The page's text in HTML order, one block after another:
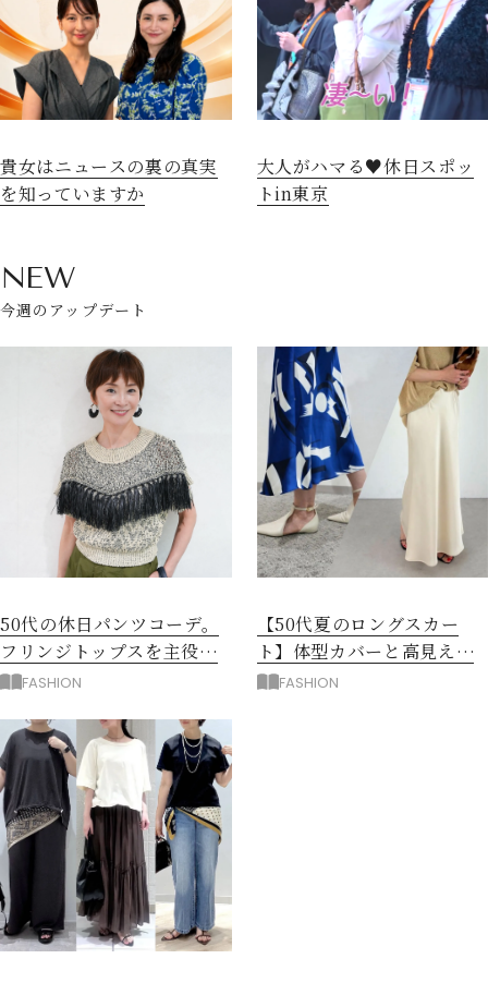
貴女はニュースの裏の真実
を知っていますか
大人がハマる♥休日スポッ
トin東京
NEW
今週のアップデート
50代の休日パンツコーデ。
フリンジトップスを主役に
洗練アースカラー垢抜け！
FASHION
【50代夏のロングスカー
ト】体型カバーと高見えを
叶える4コーデ
FASHION